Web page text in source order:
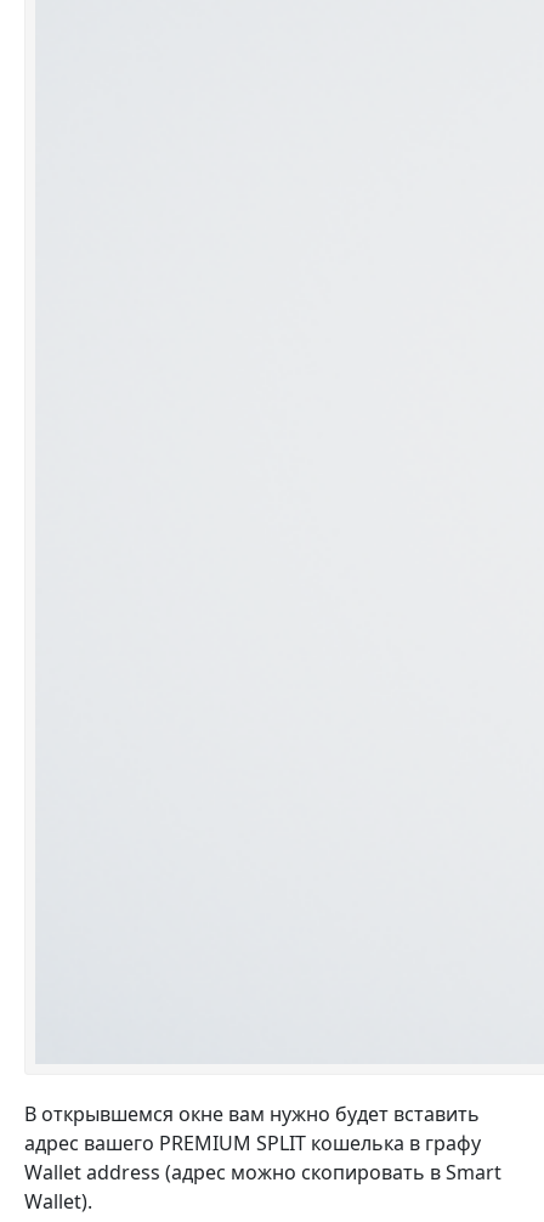
В открывшемся окне вам нужно будет вставить
адрес вашего PREMIUM SPLIT кошелька в графу
Wallet address (адрес можно скопировать в Smart
Wallet).